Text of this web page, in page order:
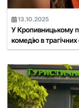
13.10.2025
У Кропивницькому
комедію в